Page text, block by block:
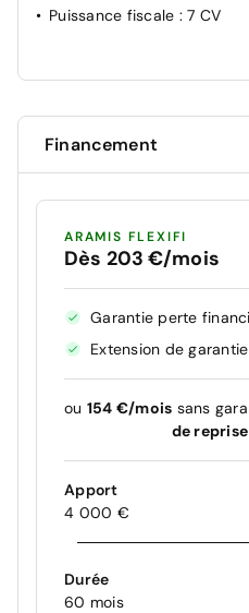
Puissance fiscale : 7 CV
Financement
ARAMIS FLEXIFI
Dès 203 €/mois
Garantie perte
Extension de garantie
ou 154 €/mois sans
de
Apport
4 000 €
Durée
60 mois